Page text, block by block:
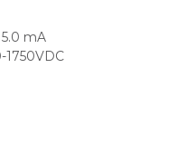
mA